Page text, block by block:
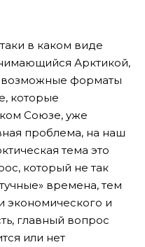
в каком виде
Арктикой,
возможные форматы
которые
Союзе, уже
проблема, на наш
тема это
который не так
времена, тем
экономического и
главный вопрос
или нет